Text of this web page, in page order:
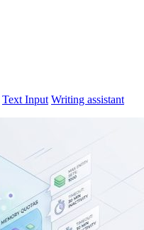
Text Input Writing assistant